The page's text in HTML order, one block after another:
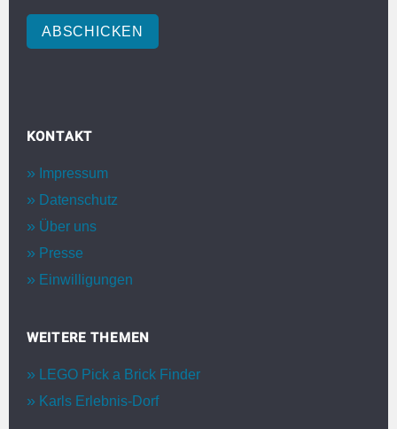
ABSCHICKEN
KONTAKT
Impressum
Datenschutz
Über uns
Presse
Einwilligungen
WEITERE THEMEN
LEGO Pick a Brick Finder
Karls Erlebnis-Dorf